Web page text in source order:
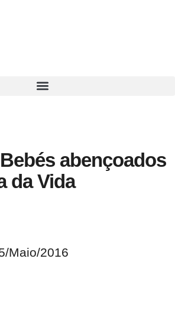
abençoados
da Vida
Maio/2016